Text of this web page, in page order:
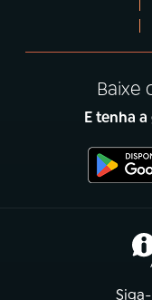
Baixe
E tenha